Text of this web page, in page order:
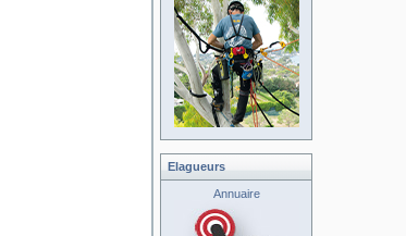
Elagueurs
Annuaire